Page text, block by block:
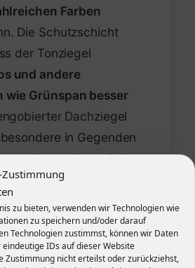
Zustimmung
zu bieten, verwenden wir Technologien wie
zu speichern und/oder darauf
Technologien zustimmst, können wir Daten
IDs auf dieser Website
Zustimmung nicht erteilst oder zurückziehst,
Farben
Die Schutzschicht
der Tonziegel
und andere
wie Grünspan besser
Dachziegel
in Gegenden
sind, so dass sich
nur schwer am